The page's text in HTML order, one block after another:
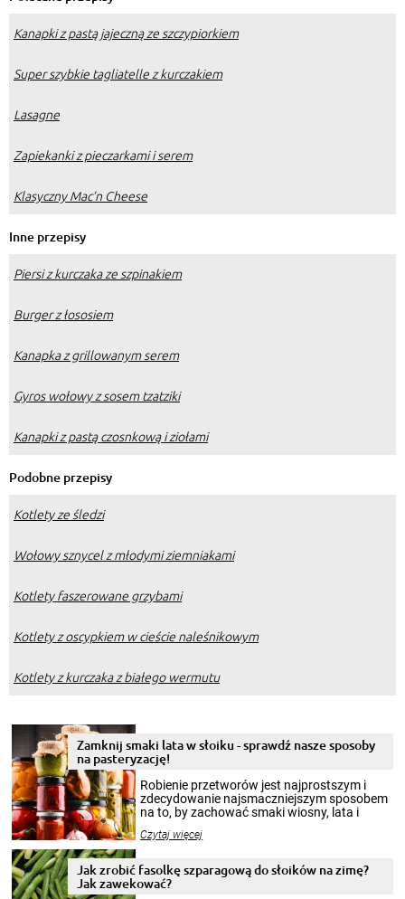
Kanapki z pastą jajeczną ze szczypiorkiem
Super szybkie tagliatelle z kurczakiem
Lasagne
Zapiekanki z pieczarkami i serem
Klasyczny Mac’n Cheese
Inne przepisy
Piersi z kurczaka ze szpinakiem
Burger z łososiem
Kanapka z grillowanym serem
Gyros wołowy z sosem tzatziki
Kanapki z pastą czosnkową i ziołami
Podobne przepisy
Kotlety ze śledzi
Wołowy sznycel z młodymi ziemniakami
Kotlety faszerowane grzybami
Kotlety z oscypkiem w cieście naleśnikowym
Kotlety z kurczaka z białego wermutu
Zamknij smaki lata w słoiku - sprawdź nasze sposoby
na pasteryzację!
Robienie przetworów jest najprostszym i
zdecydowanie najsmaczniejszym sposobem
na to, by zachować smaki wiosny, lata i
krajobrazów, by cieszyć nimi oko w sezonie
pełni poczuć atmosferę cieplejszych
miesięcy. Przygotowanie słoików ze
Czytaj więcej
Jak zrobić fasolkę szparagową do słoików na zimę?
Jak zawekować?